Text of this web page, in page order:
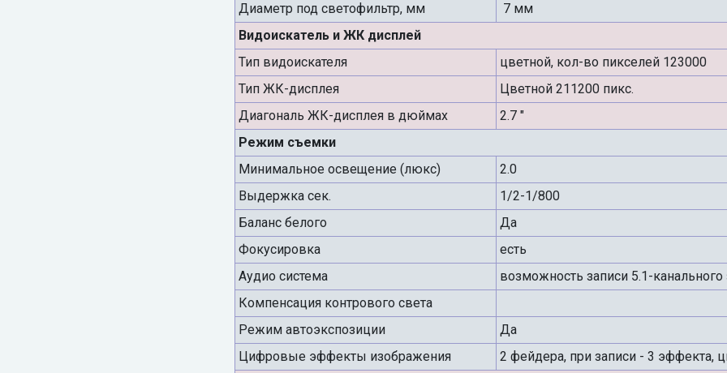
Диаметр под светофильтр, мм
7 мм
Видоискатель и ЖК дисплей
Тип видоискателя
цветной, кол-во пикселей 123000
Тип ЖК-дисплея
Цветной 211200 пикс.
Диагональ ЖК-дисплея в дюймах
2.7 "
Режим съемки
Минимальное освещение (люкс)
2.0
Выдержка сек.
1/2-1/800
Баланс белого
Да
Фокусировка
есть
Аудио система
возможность записи 5.1-канального
Компенсация контрового света
Режим автоэкспозиции
Да
Цифровые эффекты изображения
2 фейдера, при записи - 3 эффекта,